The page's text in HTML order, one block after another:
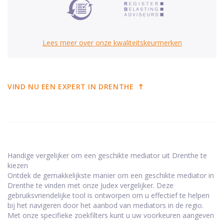
Lees meer over onze kwaliteitskeurmerken
VIND NU EEN EXPERT IN DRENTHE
Handige vergelijker om een geschikte mediator uit Drenthe te
kiezen
Ontdek de gemakkelijkste manier om een geschikte mediator in
Drenthe te vinden met onze Judex vergelijker. Deze
gebruiksvriendelijke tool is ontworpen om u effectief te helpen
bij het navigeren door het aanbod van mediators in de regio.
Met onze specifieke zoekfilters kunt u uw voorkeuren aangeven